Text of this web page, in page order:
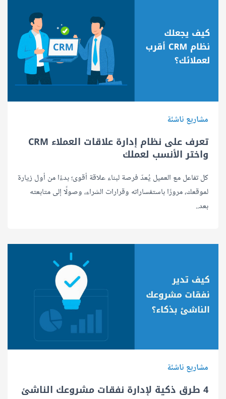
مشاريع ناشئة
تعرف على نظام إدارة علاقات العملاء CRM
واختر الأنسب لعملك
كل تفاعل مع العميل يُعدّ فرصة لبناء علاقة أقوى؛ بدءًا من أول زيارة
لموقعك، مرورًا باستفساراته وقرارات الشراء، وصولًا إلى متابعته
بعد..
مشاريع ناشئة
4 طرق ذكية لإدارة نفقات مشروعك الناشئ